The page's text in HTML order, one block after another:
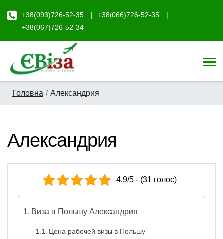
+38(093)726-52-35
+38(066)726-52-35
+38(067)726-52-34
Головна Александрия
Александрия
4.9/5 - (31 голос)
Виза в Польшу Александрия
Цена рабочей визы в Польшу